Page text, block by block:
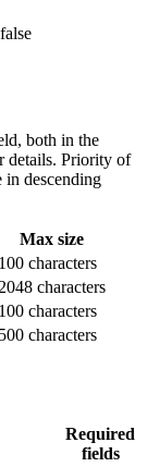
both in the
details. Priority of
in descending
Max size
100 characters
2048 characters
100 characters
500 characters
Required
fields